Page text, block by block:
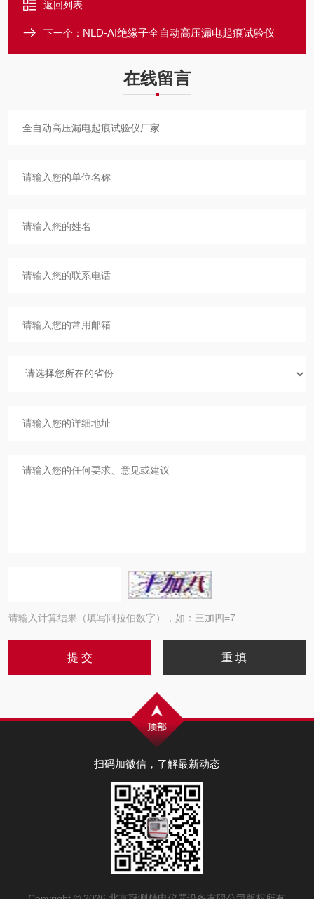
返回列表
下一个： NLD-AI绝缘子全自动高压漏电起痕试验仪
在线留言
请输入计算结果（填写阿拉伯数字），如：三加四=7
扫码加微信，了解最新动态